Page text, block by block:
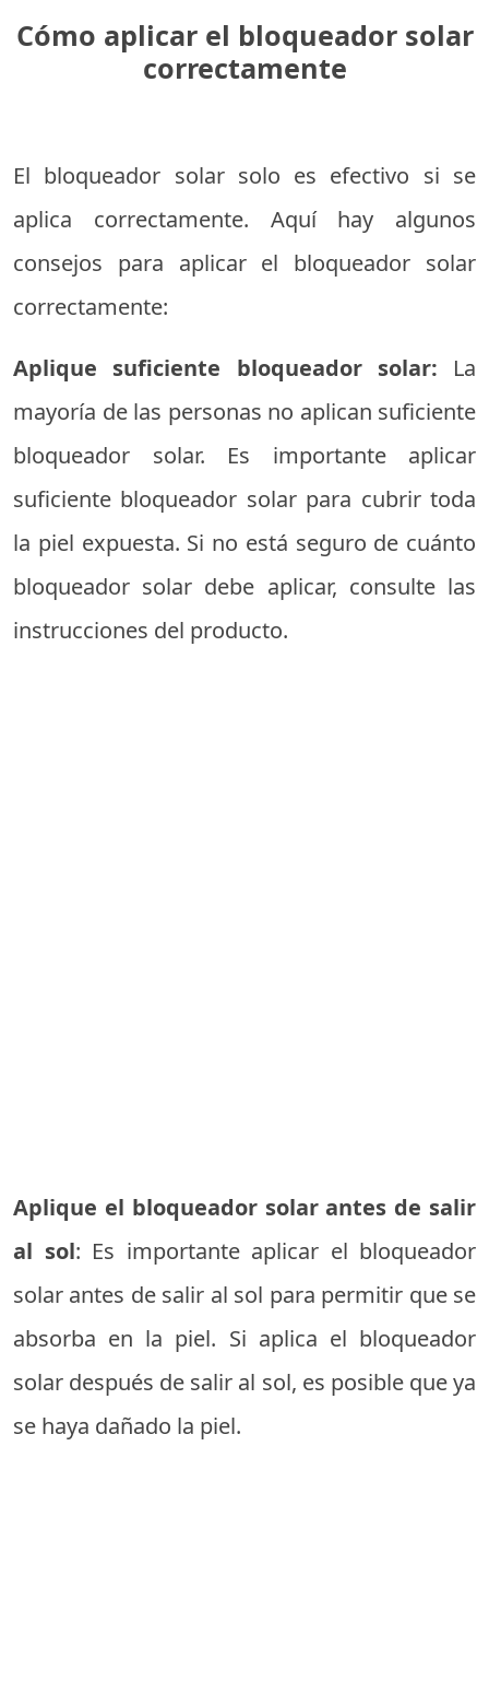
Cómo aplicar el bloqueador solar
correctamente
El bloqueador solar solo es efectivo si se
aplica correctamente. Aquí hay algunos
consejos para aplicar el bloqueador solar
correctamente:
Aplique suficiente bloqueador solar: La
mayoría de las personas no aplican suficiente
bloqueador solar. Es importante aplicar
suficiente bloqueador solar para cubrir toda
la piel expuesta. Si no está seguro de cuánto
bloqueador solar debe aplicar, consulte las
instrucciones del producto.
Aplique el bloqueador solar antes de salir
al sol: Es importante aplicar el bloqueador
solar antes de salir al sol para permitir que se
absorba en la piel. Si aplica el bloqueador
solar después de salir al sol, es posible que ya
se haya dañado la piel.